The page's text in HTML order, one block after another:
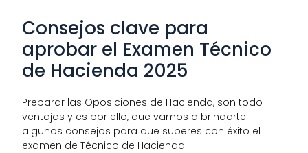
Consejos clave para
aprobar el Examen Técnico
de Hacienda 2025
Preparar las Oposiciones de Hacienda, son todo
ventajas y es por ello, que vamos a brindarte
algunos consejos para que superes con éxito el
examen de Técnico de Hacienda.